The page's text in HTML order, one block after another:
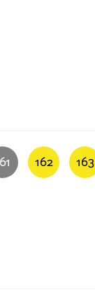
162 163